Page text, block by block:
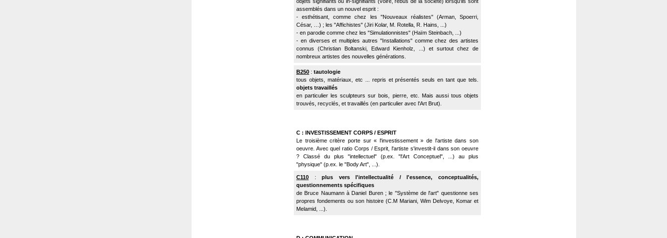
assemblés dans un nouvel esprit :
- esthétisant, comme chez les "Nouveaux réalistes" (Arman, Spoerri,
César, …) ; les "Affichistes" (Jiri Kolar, M. Rotella, R. Hains, ...)
- en parodie comme chez les "Simulationnistes" (Haïm Steinbach, ...)
- en diverses et multiples autres "Installations" comme chez des artistes
connus (Christian Boltanski, Edward Kienholz, ...) et surtout chez de
nombreux artistes des nouvelles générations.
B250 : tautologie
tous objets, matériaux, etc ... repris et présentés seuls en tant que tels.
objets travaillés
en particulier les sculpteurs sur bois, pierre, etc. Mais aussi tous objets
trouvés, recyclés, et travaillés (en particulier avec l'Art Brut).
C : INVESTISSEMENT CORPS / ESPRIT
Le troisième critère porte sur « l'investissement » de l'artiste dans son
oeuvre. Avec quel ratio Corps / Esprit, l'artiste s'investit-il dans son oeuvre
? Classé du plus "intellectuel" (p.ex. "l'Art Conceptuel", ...) au plus
"physique" (p.ex. le "Body Art", ...).
C110 :plus vers l'intellectualité / l'essence,conceptualités,
questionnements spécifiques
de Bruce Naumann à Daniel Buren ; le "Système de l'art" questionne ses
propres fondements ou son histoire (C.M Mariani, Wim Delvoye, Komar et
Melamid, ...).